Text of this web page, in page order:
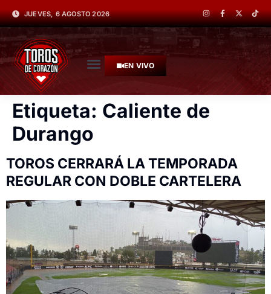
JUEVES, 6 AGOSTO 2026
EN VIVO
Etiqueta: Caliente de
Durango
TOROS CERRARÁ LA TEMPORADA
REGULAR CON DOBLE CARTELERA